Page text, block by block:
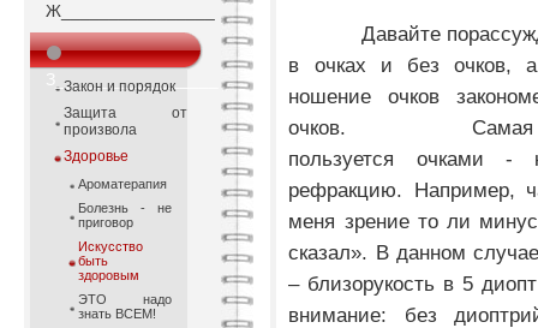
Ж________________
⚫
З_________________
Закон и порядок
Защита от
произвола
Здоровье
Ароматерапия
Болезнь - не
приговор
Искусство
быть
здоровым
ЭТО надо
знать ВСЕМ!
Давайте
в очках и без очков,
ношение очков
очков. Самая
пользуется очками -
рефракцию. Например,
меня зрение то ли
сказал». В данном
– близорукость в 5
внимание: без